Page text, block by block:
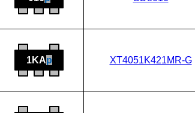
1KAp XT4051K421MR-G